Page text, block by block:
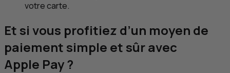
votre carte.
Et si vous profitiez d’un moyen de
paiement simple et sûr avec
Apple Pay ?